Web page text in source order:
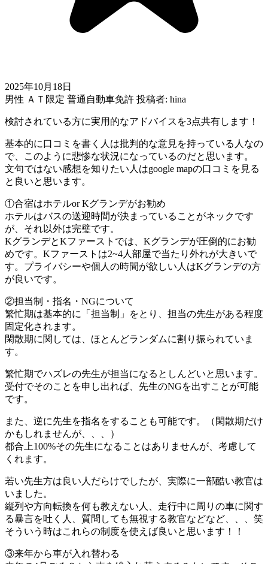
2025年10月18日
男性 ＡＴ限定 普通自動車免許 投稿者: hina
検討されている方に実用的なアドバイスを3点共有します！
基本的に口コミを書く人は批判的な意見を持っている人なの
で、このように悲惨な状況になっているのだと思います。
文句ではない感想を知りたい人はgoogle mapの口コミを見る
と良いと思います。
①合宿はホテルor Kグランデがお勧め
ホテルはバスの送迎時間が決まっていることがネックです
が、それ以外は完璧です。
KグランデとKファーストでは、Kグランデが圧倒的にお勧
めです。Kファーストは2~4人部屋で当たり外れが大きいで
す。プライバシーや個人の時間が欲しい人はKグランデの方
が良いです。
②担当制・指名・NGについて
繁忙期は基本的に「担当制」をとり、担当の先生がある程度
固定化されます。
閑散期に関しては、ほとんどランダムに割り振られていま
す。
繁忙期でハズレの先生が担当になるとしんどいと思います。
受付でそのことを申し出れば、先生のNGを出すことが可能
です。
また、逆に先生を指名をすることも可能です。（閑散期だけ
かもしれませんが、、、）
都合上100%その先生になることはありませんが、考慮して
くれます。
若い先生方は良い人だらけでしたが、実際に一部酷い教官は
いました。
縦列や方向転換を何も教えない人、走行中に周りの車に関す
る暴言を吐く人、質問しても無視する教官などなど、、、笑
そういう時はこれらの制度を使えば良いと思います！！
③来年から車が入れ替わる